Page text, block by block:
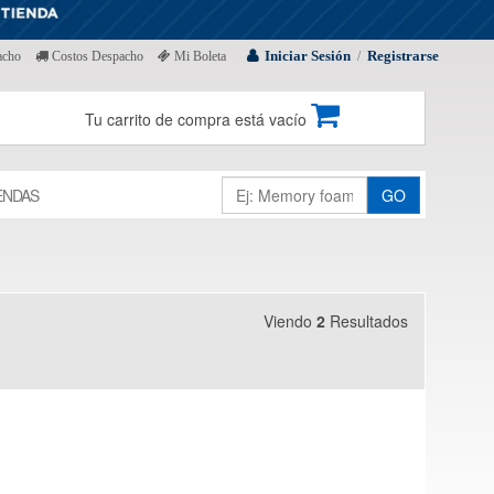
Iniciar Sesión / Registrarse
Costos Despacho Mi Boleta
Tu carrito de compra está vacío
GO
Viendo 2 Resultados